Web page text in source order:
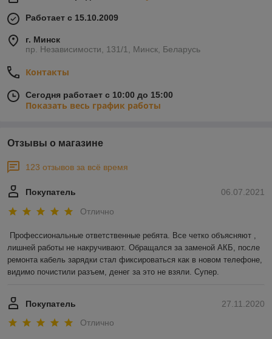
Работает с 15.10.2009
г. Минск
пр. Независимости, 131/1, Минск, Беларусь
Контакты
Сегодня работает с 10:00 до 15:00
Показать весь график работы
Отзывы о магазине
123 отзывов за всё время
06.07.2021
Покупатель
Отлично
Профессиональные ответственные ребята. Все четко объясняют ,
лишней работы не накручивают. Обращался за заменой АКБ, после
ремонта кабель зарядки стал фиксироваться как в новом телефоне,
видимо почистили разъем, денег за это не взяли. Супер.
27.11.2020
Покупатель
Отлично